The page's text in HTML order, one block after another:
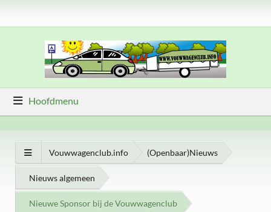
Hoofdmenu
Vouwwagenclub.info (Openbaar)Nieuws
Nieuws algemeen
Nieuwe Sponsor bij de Vouwwagenclub